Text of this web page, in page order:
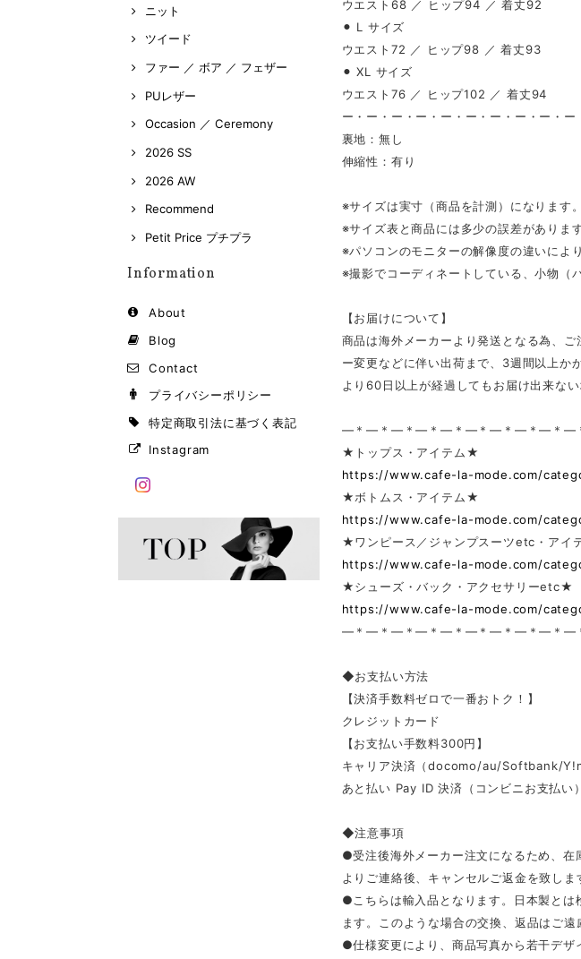
ニット
ツイード
ファー ／ ボア ／ フェザー
PUレザー
Occasion ／ Ceremony
2026 SS
2026 AW
Recommend
Petit Price プチプラ
Information
About
Blog
Contact
プライバシーポリシー
特定商取引法に基づく表記
Instagram
ウエスト68 ／ ヒップ94 ／ 着丈92
⚫︎ L サイズ
ウエスト72 ／ ヒップ98 ／ 着丈93
⚫︎ XL サイズ
ウエスト76 ／ ヒップ102 ／ 着丈94
ー・ー・ー・ー・ー・ー・ー・ー・ー・ー
裏地：無し
伸縮性：有り
※サイズは実寸（商品を計測）になります。
※サイズ表と商品には多少の誤差がありま
※パソコンのモニターの解像度の違いによ
※撮影でコーディネートしている、小物（
【お届けについて】
商品は海外メーカーより発送となる為、
ー変更などに伴い出荷まで、3週間以上か
より60日以上が経過してもお届け出来な
—＊—＊—＊—＊—＊—＊—＊—＊—＊—
★トップス・アイテム★
https://www.cafe-la-mode.com/
★ボトムス・アイテム★
https://www.cafe-la-mode.com/
★ワンピース／ジャンプスーツetc・アイ
https://www.cafe-la-mode.com/
★シューズ・バック・アクセサリーetc★
https://www.cafe-la-mode.com/
—＊—＊—＊—＊—＊—＊—＊—＊—＊—
◆お支払い方法
【決済手数料ゼロで一番おトク！】
クレジットカード
【お支払い手数料300円】
キャリア決済（docomo/au/Softbank/
あと払い Pay ID 決済（コンビニお支払い）
◆注意事項
●受注後海外メーカー注文になるため、在
よりご連絡後、キャンセルご返金を致しま
●こちらは輸入品となります。日本製とは
ます。このような場合の交換、返品はご遠
●仕様変更により、商品写真から若干デザ